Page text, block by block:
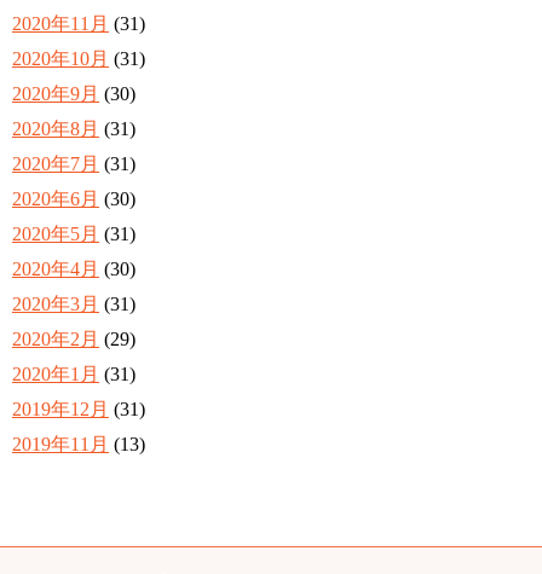
2020年11月 (31)
2020年10月 (31)
2020年9月 (30)
2020年8月 (31)
2020年7月 (31)
2020年6月 (30)
2020年5月 (31)
2020年4月 (30)
2020年3月 (31)
2020年2月 (29)
2020年1月 (31)
2019年12月 (31)
2019年11月 (13)